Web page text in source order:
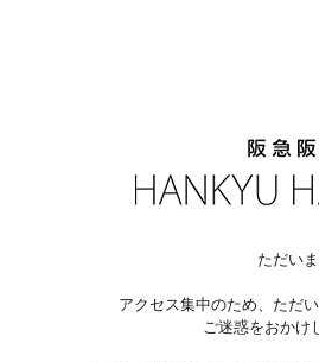
ただい
アクセス集中のため、ただ
ご迷惑をおかけ